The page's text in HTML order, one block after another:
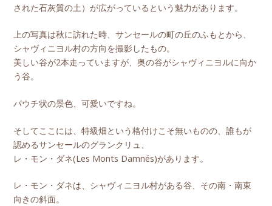
された石灰質の土）が広がっているという魅力があります。
上の写真は秋に訪れた時、サンセールの町の丘のふもとから、
シャヴィニヨル村の方向を撮影したもの。
美しい谷が2本走っていますが、奥の谷がシャヴィニヨルに向か
う谷。
パウチ状の景色、可愛いですね。
そしてここには、特級畑という格付けこそ無いものの、誰もが
認めるサンセールのグランクリュ、
レ・モン・ダネ(Les Monts Damnés)があります。
レ・モン・ダネは、シャヴィニヨル村がある谷、その南・南東
向きの斜面。